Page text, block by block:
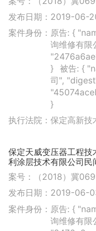
发布日期： 2019-06-
案件身份： 原告: {
询维修有
}
被告: {
司",
}
执行法院： 保定高新技
保定天威变压器工程
利涂层技术有限公司民
案号：
（2018）冀
发布日期： 2019-06-
案件身份： 原告: {
询维修有